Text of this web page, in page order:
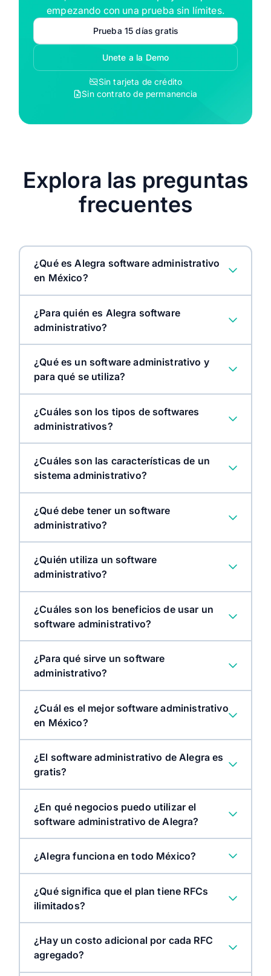
empezando con una prueba sin límites.
Prueba 15 días gratis
Unete a la Demo
Sin tarjeta de crédito
Sin contrato de permanencia
Explora las preguntas
frecuentes
¿Qué es Alegra software administrativo
en México?
¿Para quién es Alegra software
administrativo?
¿Qué es un software administrativo y
para qué se utiliza?
¿Cuáles son los tipos de softwares
administrativos?
¿Cuáles son las características de un
sistema administrativo?
¿Qué debe tener un software
administrativo?
¿Quién utiliza un software
administrativo?
¿Cuáles son los beneficios de usar un
software administrativo?
¿Para qué sirve un software
administrativo?
¿Cuál es el mejor software administrativo
en México?
¿El software administrativo de Alegra es
gratis?
¿En qué negocios puedo utilizar el
software administrativo de Alegra?
¿Alegra funciona en todo México?
¿Qué significa que el plan tiene RFCs
ilimitados?
¿Hay un costo adicional por cada RFC
agregado?